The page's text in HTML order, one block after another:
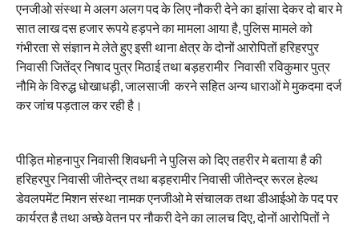
एनजीओ संस्था मे अलग अलग पद के लिए नौकरी देने का झांसा देकर दो बार मे
सात लाख दस हजार रूपये हड़पने का मामला आया है, पुलिस मामले को
गंभीरता से संज्ञान मे लेते हुए इसी थाना क्षेत्र के दोनों आरोपितों हरिहरपुर
निवासी जितेंद्र निषाद पुत्र मिठाई तथा बड़हरामीर निवासी रविकुमार पुत्र
नौमि के विरुद्ध धोखाधड़ी, जालसाजी करने सहित अन्य धाराओं मे मुकदमा दर्ज
कर जांच पड़ताल कर रही है।
पीड़ित मोहनापुर निवासी शिवधनी ने पुलिस को दिए तहरीर मे बताया है की
हरिहरपुर निवासी जीतेन्द्र तथा बड़हरामीर निवासी जीतेन्द्र रूरल हेल्थ
डेवलपमेंट मिशन संस्था नामक एनजीओ मे संचालक तथा डीआईओ के पद पर
कार्यरत है तथा अच्छे वेतन पर नौकरी देने का लालच दिए, दोनों आरोपितों ने